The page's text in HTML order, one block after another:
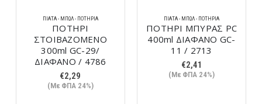
ΠΙΆΤΑ - ΜΠΩΛ - ΠΟΤΉΡΙΑ
ΠΟΤΗΡΙ
ΣΤΟΙΒΑΖΟΜΕΝΟ
300ml GC-29/
ΔΙΑΦΑΝΟ / 4786
€2,29
(Με ΦΠΑ 24%)
ΠΙΆΤΑ - ΜΠΩΛ - ΠΟΤΉΡΙΑ
ΠΟΤΗΡΙ ΜΠΥΡΑΣ PC
400ml ΔΙΑΦΑΝΟ GC-
11 / 2713
€2,41
(Με ΦΠΑ 24%)